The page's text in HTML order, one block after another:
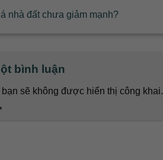
nhà đất chưa giảm mạnh?
bình luận
bạn sẽ không được hiển thị công khai.